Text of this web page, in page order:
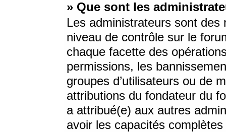
» Que sont les
Les administrateurs sont
niveau de contrôle sur le
chaque facette des
permissions, les
groupes d’utilisateurs ou de
attributions du fondateur du
a attribué(e) aux autres
avoir les capacités